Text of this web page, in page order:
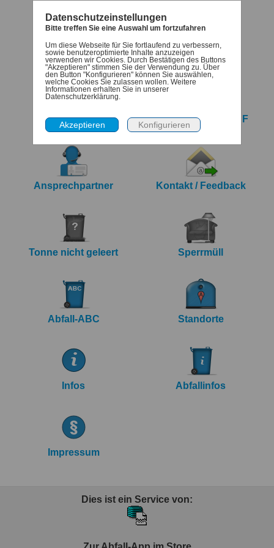
Termine Denk-dran
iCalendar Export Jahreskalender PDF
Ansprechpartner Kontakt / Feedback
Tonne nicht geleert Sperrmüll
Abfall-ABC Standorte
Infos Abfallinfos
Impressum
Dies ist ein Service von:
Datenschutzeinstellungen
Bitte treffen Sie eine Auswahl um fortzufahren
Um diese Webseite für Sie fortlaufend zu verbessern,
sowie benutzeroptimierte Inhalte anzuzeigen
verwenden wir Cookies. Durch Bestätigen des Buttons
"Akzeptieren" stimmen Sie der Verwendung zu. Über
den Button "Konfigurieren" können Sie auswählen,
welche Cookies Sie zulassen wollen. Weitere
Informationen erhalten Sie in unserer
Datenschutzerklärung.